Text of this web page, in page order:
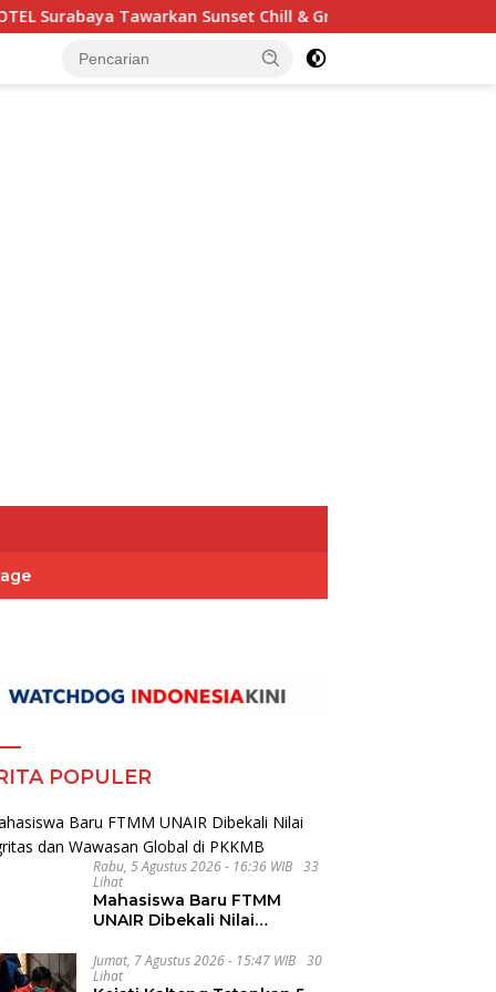
Tawarkan Sunset Chill & Grill, Ada BBQ dan Live Music
POPULER
Rabu, 5 Agustus 2026 - 16:36 WIB
33
Lihat
Mahasiswa Baru FTMM
UNAIR Dibekali Nilai
Global di PKKMB
Jumat, 7 Agustus 2026 - 15:47 WIB
30
Lihat